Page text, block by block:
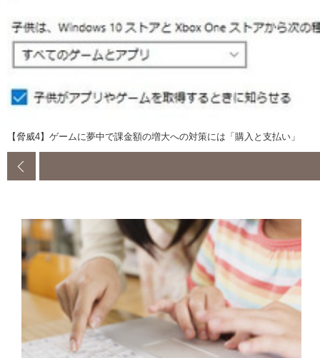
【脅威4】ゲームに夢中で課金額の増大への対策には「購入と支払い」